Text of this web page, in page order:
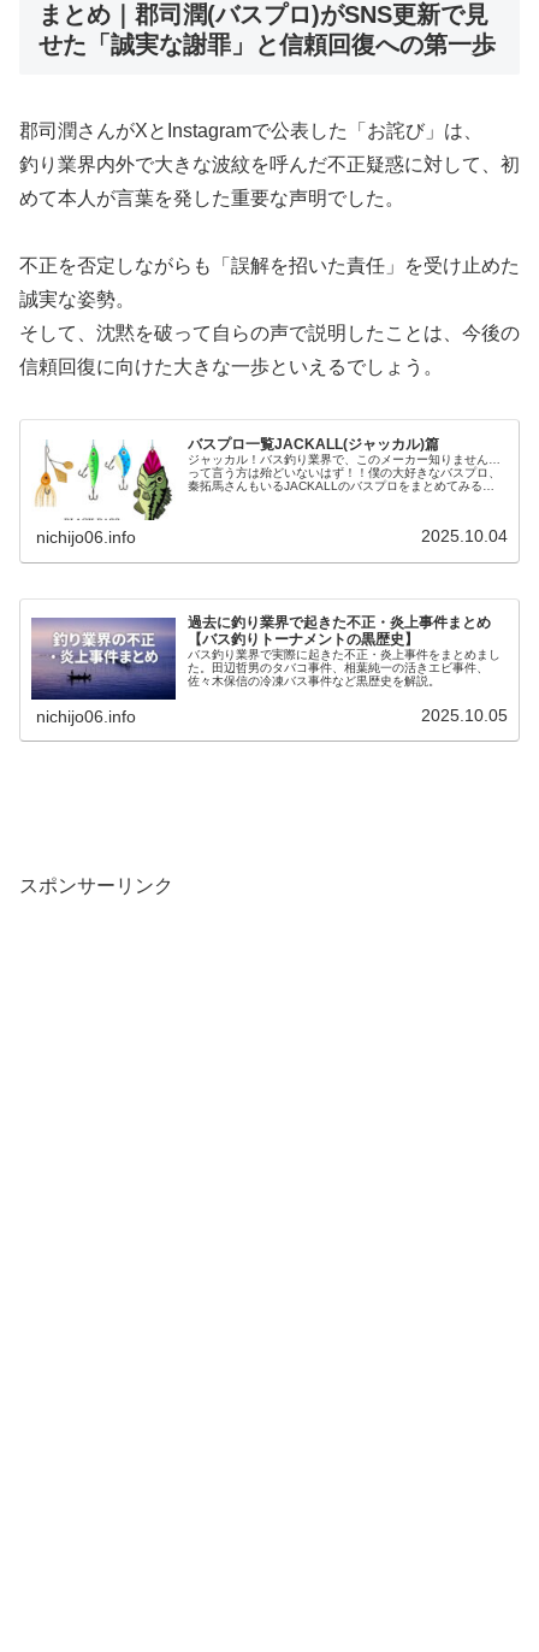
まとめ｜郡司潤(バスプロ)がSNS更新で見
せた「誠実な謝罪」と信頼回復への第一歩
郡司潤さんがXとInstagramで公表した「お詫び」は、
釣り業界内外で大きな波紋を呼んだ不正疑惑に対して、初
めて本人が言葉を発した重要な声明でした。
不正を否定しながらも「誤解を招いた責任」を受け止めた
誠実な姿勢。
そして、沈黙を破って自らの声で説明したことは、今後の
信頼回復に向けた大きな一歩といえるでしょう。
バスプロ一覧JACKALL(ジャッカル)篇
ジャッカル！バス釣り業界で、このメーカー知りません…
って言う方は殆どいないはず！！僕の大好きなバスプロ、
秦拓馬さんもいるJACKALLのバスプロをまとめてみる
nichijo06.info 2025.10.04
過去に釣り業界で起きた不正・炎上事件まとめ
【バス釣りトーナメントの黒歴史】
バス釣り業界で実際に起きた不正・炎上事件をまとめまし
た。田辺哲男のタバコ事件、相葉純一の活きエビ事件、
佐々木保信の冷凍バス事件など黒歴史を解説。
nichijo06.info 2025.10.05
スポンサーリンク